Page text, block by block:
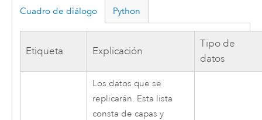
Cuadro de diálogo Python
Etiqueta Explicación
Tipo de
datos
Los datos que se
replicarán. Esta lista
consta de capas y